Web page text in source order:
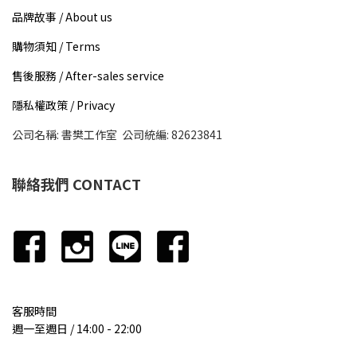
品牌故事 / About us​
購物須知 / Terms
售後服務 / After-sales service
隱私權政策 / Privacy
公司名稱: 書樊工作室 公司統編: 82623841
聯絡我們 CONTACT
客服時間
週一至週日 / 14:00 - 22:00